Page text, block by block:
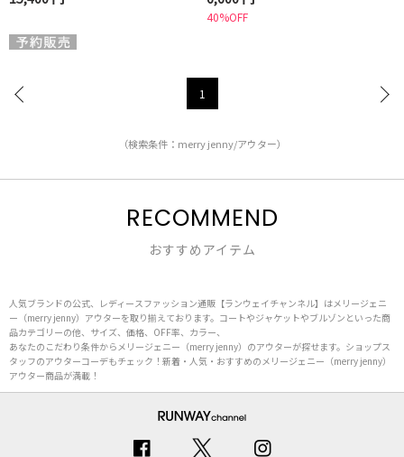
40%OFF
1
（検索条件：merry jenny/アウター）
RECOMMEND
おすすめアイテム
人気ブランドの公式、レディースファッション通販【ランウェイチャンネル】はメリージェニ
ー（merry jenny）アウターを取り揃えております。コートやジャケットやブルゾンといった商
品カテゴリーの他、サイズ、価格、OFF率、カラー、
あなたのこだわり条件からメリージェニー（merry jenny）のアウターが探せます。ショップス
タッフのアウターコーデもチェック！新着・人気・おすすめのメリージェニー（merry jenny）
アウター商品が満載！